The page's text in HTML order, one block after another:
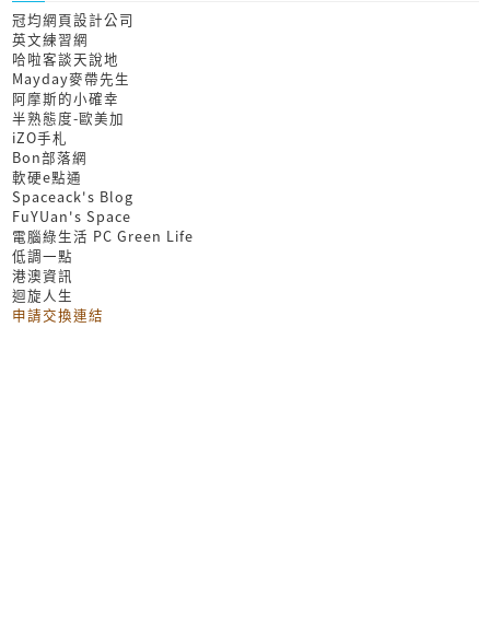
冠均網頁設計公司
英文練習網
哈啦客談天說地
Mayday麥帶先生
阿摩斯的小確幸
半熟態度-歐美加
iZO手札
Bon部落網
軟硬e點通
Spaceack's Blog
FuYUan's Space
電腦綠生活 PC Green Life
低調一點
港澳資訊
迴旋人生
申請交換連結